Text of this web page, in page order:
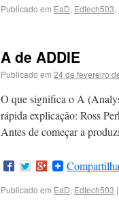
Publicado em EaD, Edtech503,
A de ADDIE
Publicado em 24 de fevereiro
O que significa o A
rápida explicação: Ross
Antes de começar a
Publicado em EaD, Edtech503 |